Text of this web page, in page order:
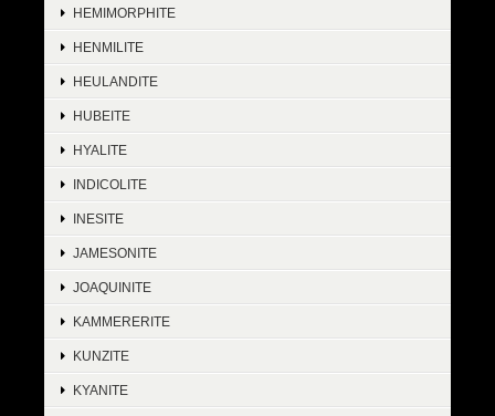
HEMIMORPHITE
HENMILITE
HEULANDITE
HUBEITE
HYALITE
INDICOLITE
INESITE
JAMESONITE
JOAQUINITE
KAMMERERITE
KUNZITE
KYANITE